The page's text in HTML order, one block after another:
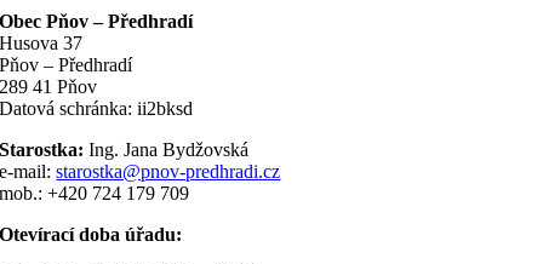
Obec Pňov – Předhradí
Husova 37
Pňov – Předhradí
289 41 Pňov
Datová schránka: ii2bksd
Starostka: Ing. Jana Bydžovská
e-mail:starostka@pnov-predhradi.cz
mob.: +420 724 179 709
Otevírací doba úřadu: